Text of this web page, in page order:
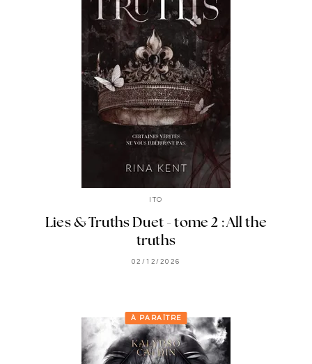
ITO
Lies & Truths Duet - tome 2 : All the
truths
02/12/2026
À PARAÎTRE